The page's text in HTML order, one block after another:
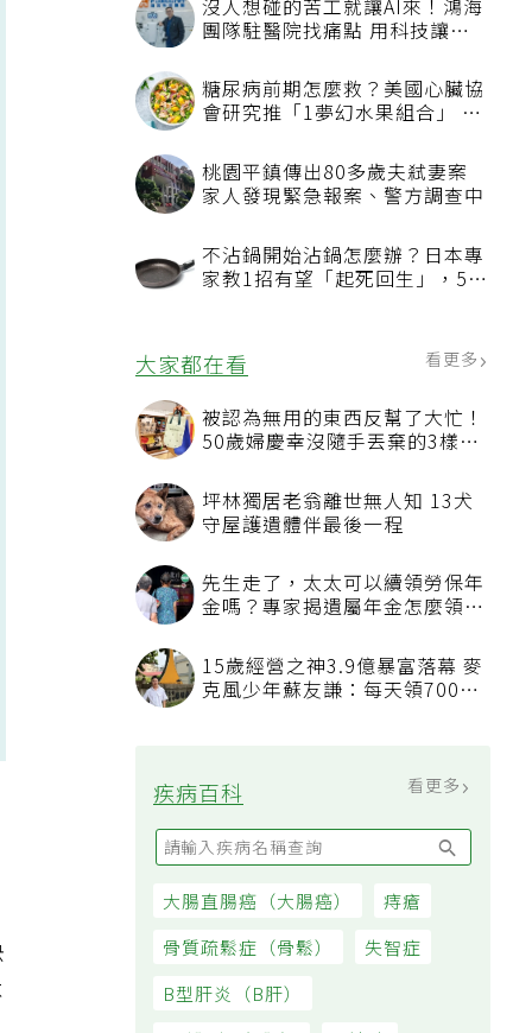
沒人想碰的苦工就讓AI來！鴻海
團隊駐醫院找痛點 用科技讓醫
糖尿病前期怎麼救？美國心臟協
會研究推「1夢幻水果組合」 酪
桃園平鎮傳出80多歲夫弒妻案
家人發現緊急報案、警方調查中
不沾鍋開始沾鍋怎麼辦？日本專
家教1招有望「起死回生」，5情
大家都在看
被認為無用的東西反幫了大忙！
50歲婦慶幸沒隨手丟棄的3樣物
坪林獨居老翁離世無人知 13犬
守屋護遺體伴最後一程
先生走了，太太可以續領勞保年
看順位還要看資格
15歲經營之神3.9億暴富落幕 麥
疾病百科